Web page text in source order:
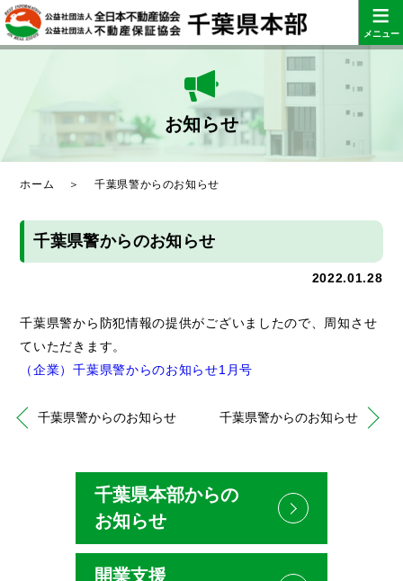
≡
メニュー
お知らせ
ホーム ＞千葉県警からのお知らせ
千葉県警からのお知らせ
2022.01.28
千葉県警から防犯情報の提供がございましたので、周知させ
ていただきます。
（企業）千葉県警からのお知らせ1月号
千葉県警からのお知らせ 千葉県警からのお知らせ
千葉県本部からの
お知らせ
開業支援